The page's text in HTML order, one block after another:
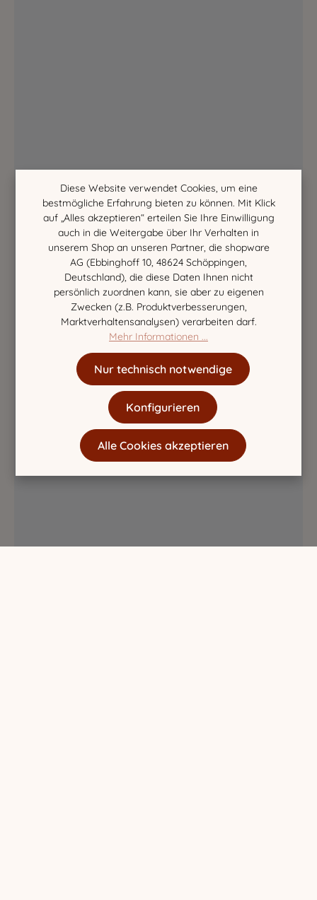
Diese Website verwendet Cookies, um eine
bestmögliche Erfahrung bieten zu können. Mit Klick
auf „Alles akzeptieren“ erteilen Sie Ihre Einwilligung
auch in die Weitergabe über Ihr Verhalten in
unserem Shop an unseren Partner, die shopware
AG (Ebbinghoff 10, 48624 Schöppingen,
Deutschland), die diese Daten Ihnen nicht
persönlich zuordnen kann, sie aber zu eigenen
Zwecken (z.B. Produktverbesserungen,
Marktverhaltensanalysen) verarbeiten darf.
Mehr Informationen ...
Nur technisch notwendige
Konfigurieren
Alle Cookies akzeptieren